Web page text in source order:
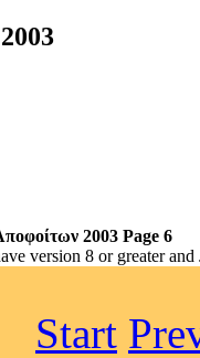
2003 Page 6
version 8 or greater
Start